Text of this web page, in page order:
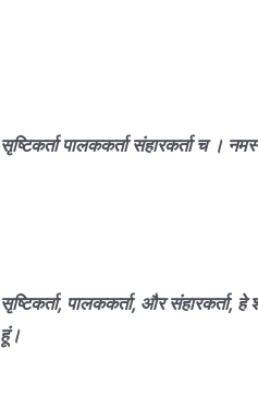
सृष्टिकर्ता पालककर्ता संहारकर्ता च ।
सृष्टिकर्ता, पालककर्ता, और
हूं।